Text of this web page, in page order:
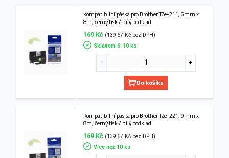
Kompatibilní páska pro Brother TZe-211, 6mm x
8m, černý tisk / bílý podklad
169 Kč (139,67 Kč bez DPH)
Skladem 6-10 ks
Do košíku
Kompatibilní páska pro Brother TZe-221, 9mm x
8m, černý tisk / bílý podklad
169 Kč (139,67 Kč bez DPH)
Více než 10 ks